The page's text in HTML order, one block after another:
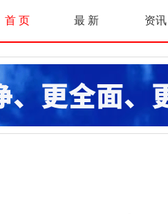
首 页 最 新 资讯